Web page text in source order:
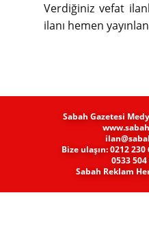
Verdiğiniz vefat
ilanı hemen
Sabah Gazetesi
Bize ulaşın: 0212
0533
Sabah Reklam